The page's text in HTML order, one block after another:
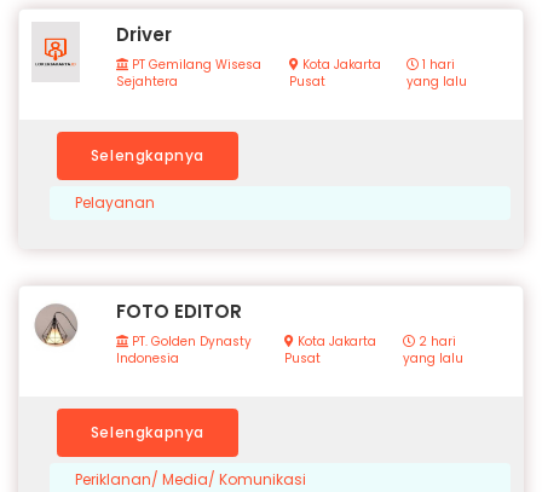
Driver
PT Gemilang Wisesa
Sejahtera
Kota Jakarta
Pusat
1 hari
yang lalu
Selengkapnya
Pelayanan
FOTO EDITOR
PT. Golden Dynasty
Indonesia
Kota Jakarta
Pusat
2 hari
yang lalu
Selengkapnya
Periklanan/ Media/ Komunikasi